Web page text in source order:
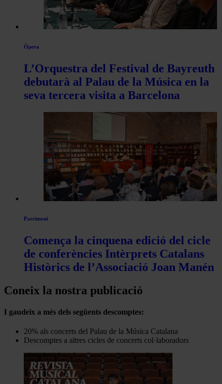
Òpera
L’Orquestra del Festival de Bayreuth
debutarà al Palau de la Música en la
seva tercera visita a Barcelona
Patrimoni
Comença la cinquena edició del cicle
de conferències Intèrprets Catalans
Històrics de l’Associació Joan Manén
Coneix la nostra publicació
I gaudeix a més dels següents descomptes:
20% als concerts del Palau de la Música Catalana
Descomptes a altres cicles de concerts col·laboradors